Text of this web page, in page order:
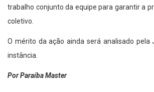
trabalho conjunto da equipe para garantir a
coletivo.
O mérito da ação ainda será analisado pela
instância.
Por Paraíba Master